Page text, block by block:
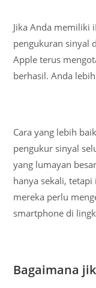
Jika Anda memiliki
pengukuran sinyal
Apple terus
berhasil. Anda
Cara yang lebih
pengukur sinyal
yang lumayan
hanya sekali,
mereka perlu
smartphone di
Bagaimana